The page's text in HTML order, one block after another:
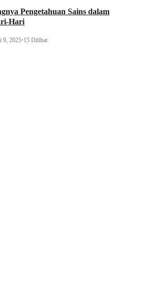
Pengetahuan Sains dalam
Hari
9, 2025•15 Dilihat